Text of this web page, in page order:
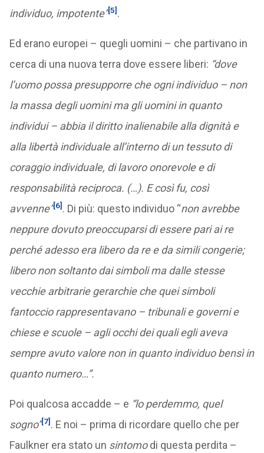
individuo, impotente”[5] .
Ed erano europei – quegli uomini – che partivano in
cerca di una nuova terra dove essere liberi: “dove
l’uomo possa presupporre che ogni individuo – non
la massa degli uomini ma gli uomini in quanto
individui – abbia il diritto inalienabile alla dignità e
alla libertà individuale all’interno di un tessuto di
coraggio individuale, di lavoro onorevole e di
responsabilità reciproca. (…). E così fu, così
avvenne”[6] . Di più: questo individuo “non avrebbe
neppure dovuto preoccuparsi di essere pari ai re
perché adesso era libero da re e da simili congerie;
libero non soltanto dai simboli ma dalle stesse
vecchie arbitrarie gerarchie che quei simboli
fantoccio rappresentavano – tribunali e governi e
chiese e scuole – agli occhi dei quali egli aveva
sempre avuto valore non in quanto individuo bensì in
quanto numero…”.
Poi qualcosa accadde – e “lo perdemmo, quel
sogno”[7] . E noi – prima di ricordare quello che per
Faulkner era stato un sintomodi questa perdita –